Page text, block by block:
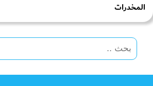
المخدرات